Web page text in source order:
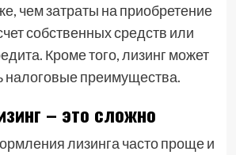
чем затраты на приобретение
собственных средств или
Кроме того, лизинг может
налоговые преимущества.
– это сложно
лизинга часто проще и